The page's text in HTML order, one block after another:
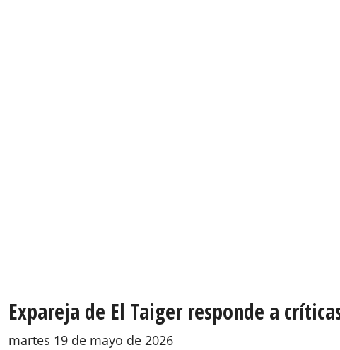
Expareja de El Taiger responde a
martes 19 de mayo de 2026